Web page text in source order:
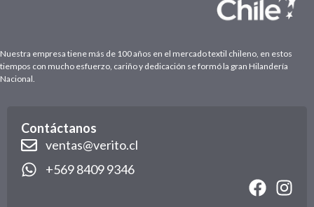
Nuestra empresa tiene más de 100 años en el mercado textil chileno, en estos
tiempos con mucho esfuerzo, cariño y dedicación se formó la gran Hilandería
Nacional.
Contáctanos
ventas@verito.cl
+569 8409 9346